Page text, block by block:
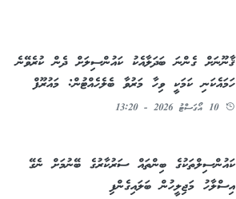
ޤާނޫނަށް ގެންނަ ބަދަލާއެކު ކައުންސިލަށް ދެން ކުރެވޭނެ
ހަމައެކަނި ކަމަކީ ވިހާ މަރުވާ ބެލެހެއްޓުން: މައުރޫފް
10 އޯގަސްޓު 2026 - 13:20
ކައުންސިލްތަކުގެ ބިންތައް ސަރުކާރުގެ ބޭނުމަށް ނެގޭ
އިސްލާހު މަޖިލީހުން ބަލައިގެންފި